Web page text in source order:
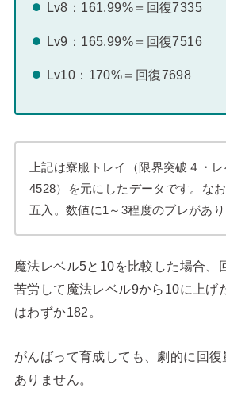
Lv8：161.99%＝回復7335
Lv9：165.99%＝回復7516
Lv10：170%＝回復7698
上記は寮服トレイ（限界突破４・
4528）を元にしたデータです。な
五入。数値に1～3程度のブレがあり
魔法レベル5と10を比較した場合、
苦労して魔法レベル9から10に上げ
はわずか182。
がんばって育成しても、劇的に回
ありません。